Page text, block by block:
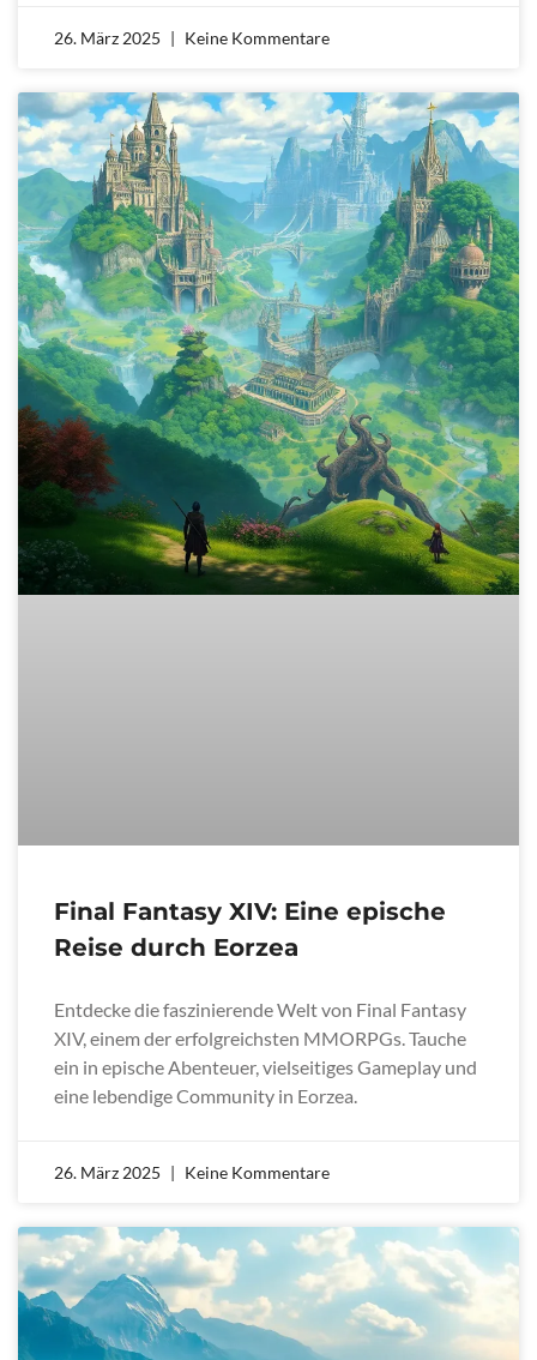
26. März 2025 Keine Kommentare
Final Fantasy XIV: Eine epische
Reise durch Eorzea
Entdecke die faszinierende Welt von Final Fantasy
XIV, einem der erfolgreichsten MMORPGs. Tauche
ein in epische Abenteuer, vielseitiges Gameplay und
eine lebendige Community in Eorzea.
26. März 2025 Keine Kommentare